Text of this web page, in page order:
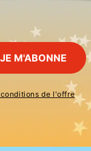
JE M'ABONNE
de l'offre